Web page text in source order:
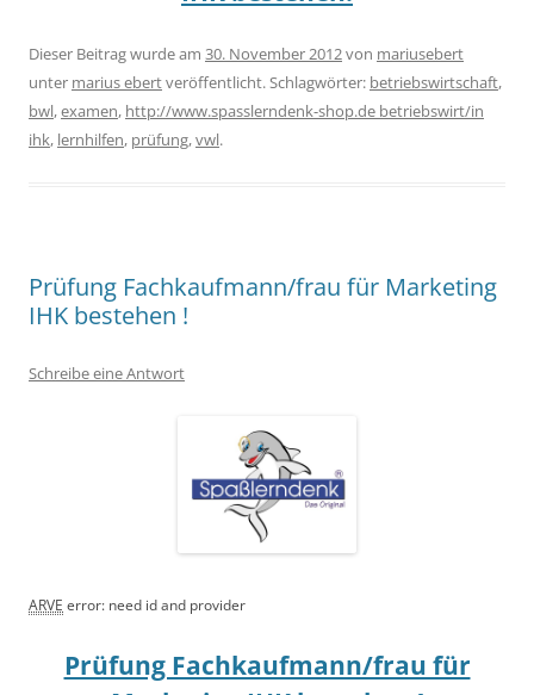
Dieser Beitrag wurde am 30. November 2012von mariusebert
unter marius ebertveröffentlicht. Schlagwörter: betriebswirtschaft,
bwl,examen, http://www.spasslerndenk-shop.de betriebswirt/in
ihk, lernhilfen, prüfung,vwl.
Prüfung Fachkaufmann/frau für Marketing
IHK bestehen !
Schreibe eine Antwort
ARVE error: need id and provider
Prüfung Fachkaufmann/frau für